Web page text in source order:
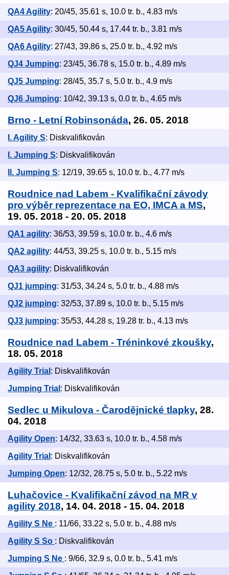
QA4 Agility: 20/45, 35.61 s, 10.0 tr. b., 4.83 m/s
QA5 Agility: 30/45, 50.44 s, 17.44 tr. b., 3.81 m/s
QA6 Agility: 27/43, 39.86 s, 25.0 tr. b., 4.92 m/s
QJ4 Jumping: 23/45, 36.78 s, 15.0 tr. b., 4.89 m/s
QJ5 Jumping: 28/45, 35.7 s, 5.0 tr. b., 4.9 m/s
QJ6 Jumping: 10/42, 39.13 s, 0.0 tr. b., 4.65 m/s
Brno - Letní Robinsonáda, 26. 05. 2018
I. Agility S: Diskvalifikován
I. Jumping S: Diskvalifikován
ll. Jumping S: 12/19, 39.65 s, 10.0 tr. b., 4.77 m/s
Roudnice nad Labem - Kvalifikační závody
pro výběr reprezentace na EO, IMCA a MS,
19. 05. 2018 - 20. 05. 2018
QA1 agility: 36/53, 39.59 s, 10.0 tr. b., 4.6 m/s
QA2 agility: 44/53, 39.25 s, 10.0 tr. b., 5.15 m/s
QA3 agility: Diskvalifikován
QJ1 jumping: 31/53, 34.24 s, 5.0 tr. b., 4.88 m/s
QJ2 jumping: 32/53, 37.89 s, 10.0 tr. b., 5.15 m/s
QJ3 jumping: 35/53, 44.28 s, 19.28 tr. b., 4.13 m/s
Roudnice nad Labem - Tréninkové zkoušky,
18. 05. 2018
Agility Trial : Diskvalifikován
Jumping Trial : Diskvalifikován
Sedlec u Mikulova - Čarodějnické tlapky, 28.
04. 2018
Agility Open: 14/32, 33.63 s, 10.0 tr. b., 4.58 m/s
Agility Trial : Diskvalifikován
Jumping Open: 12/32, 28.75 s, 5.0 tr. b., 5.22 m/s
Luhačovice - Kvalifikační závod na MR v
agility 2018, 14. 04. 2018 - 15. 04. 2018
Agility S Ne : 11/66, 33.22 s, 5.0 tr. b., 4.88 m/s
Agility S So : Diskvalifikován
Jumping S Ne : 9/66, 32.9 s, 0.0 tr. b., 5.41 m/s